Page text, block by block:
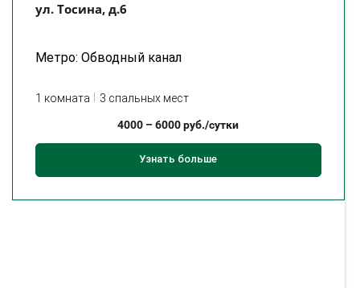
ул. Тосина, д.6
Метро: Обводный канал
1 комната 3 спальных мест
4000 –6000руб./сутки
Узнать больше